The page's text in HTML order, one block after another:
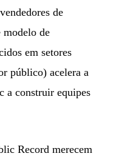
de
modelo de
em setores
público) acelera a
a construir equipes
Record merecem